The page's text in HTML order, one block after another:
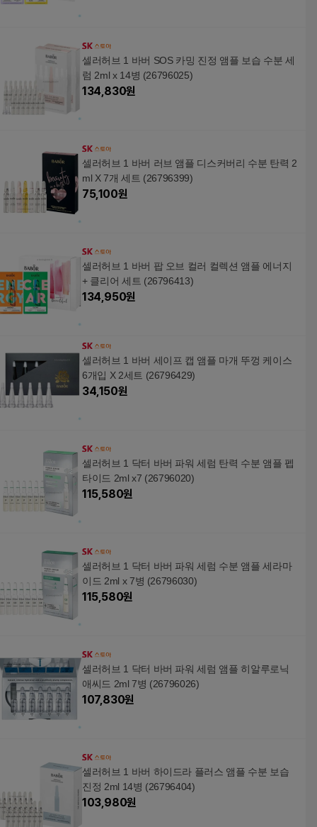
셀러허브 1 바버 SOS 카밍 진정 앰플 보습 수분 세
럼 2ml x 14병 (26796025)
134,830원
셀러허브 1 바버 러브 앰플 디스커버리 수분 탄력 2
ml X 7개 세트 (26796399)
75,100원
셀러허브 1 바버 팝 오브 컬러 컬렉션 앰플 에너지
+ 클리어 세트 (26796413)
134,950원
셀러허브 1 바버 세이프 캡 앰플 마개 뚜껑 케이스
6개입 X 2세트 (26796429)
34,150원
셀러허브 1 닥터 바버 파워 세럼 탄력 수분 앰플 펩
타이드 2ml x7 (26796020)
115,580원
셀러허브 1 닥터 바버 파워 세럼 수분 앰플 세라마
이드 2ml x 7병 (26796030)
115,580원
셀러허브 1 닥터 바버 파워 세럼 앰플 히알루로닉
애씨드 2ml 7병 (26796026)
107,830원
셀러허브 1 바버 하이드라 플러스 앰플 수분 보습
진정 2ml 14병 (26796404)
103,980원